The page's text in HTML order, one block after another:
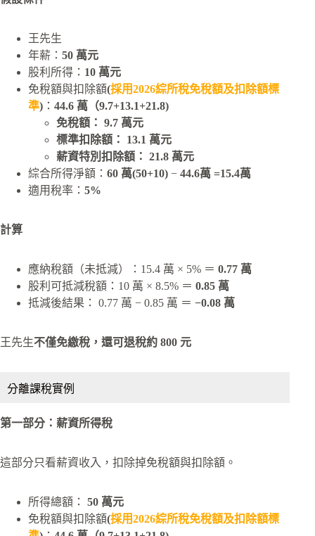
王先生
年薪： 50 萬元
股利所得： 10 萬元
免稅額與扣除額(採用2026綜所稅免稅額及扣除額標
準) ： 44.6 萬（9.7+13.1+21.8)
免稅額： 9.7 萬元
標準扣除額： 13.1 萬元
薪資特別扣除額： 21.8 萬元
綜合所得淨額： 60 萬(50+10) − 44.6萬 =15.4萬
適用稅率： 5%
計算
應納稅額（未抵減）：15.4 萬 × 5% ＝ 0.77 萬
股利可抵減稅額：10 萬 × 8.5% ＝ 0.85 萬
抵減後結果： 0.77 萬 − 0.85 萬 ＝ −0.08 萬
王先生不僅免繳稅，還可退稅約 800 元
分離課稅實例
第一部分：薪資所得稅
這部分只看薪資收入，扣除掉免稅額與扣除額。
所得總額： 50 萬元
免稅額與扣除額(採用2026綜所稅免稅額及扣除額標